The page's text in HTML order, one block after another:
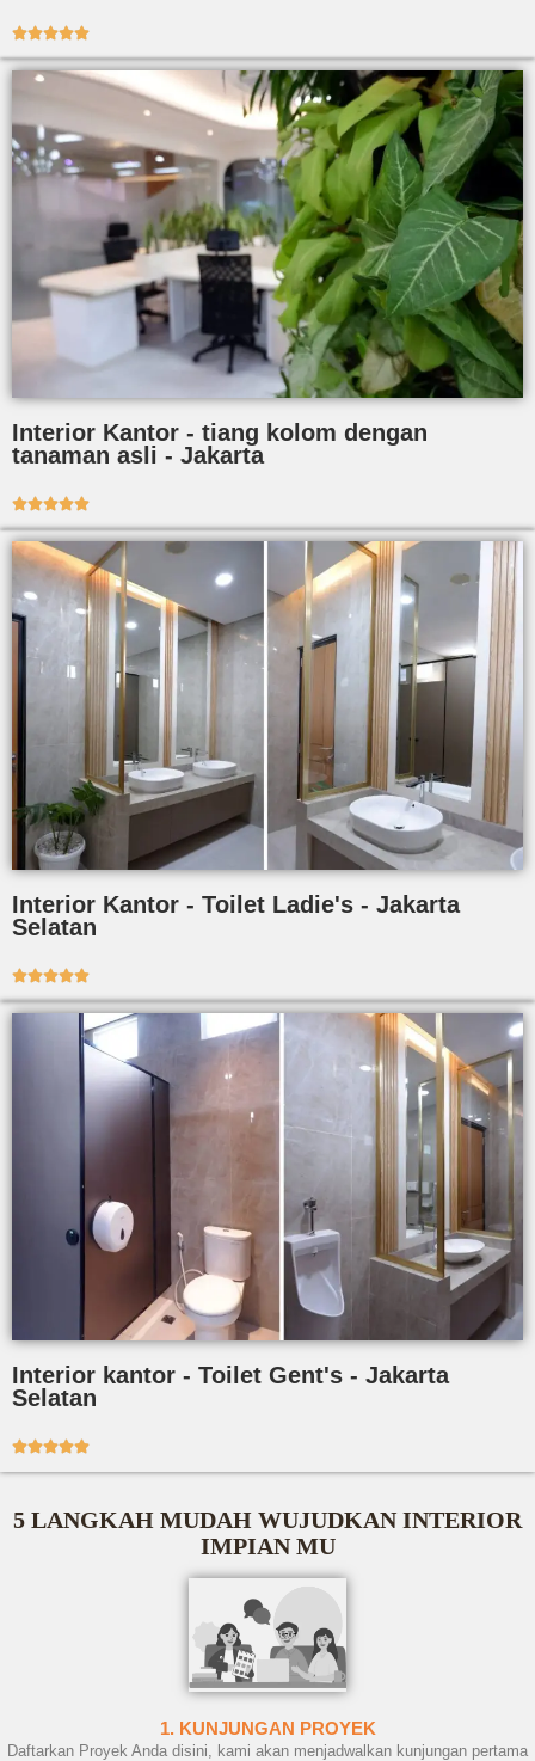

Interior Kantor - tiang kolom dengan
tanaman asli - Jakarta

Interior Kantor - Toilet Ladie's - Jakarta
Selatan

Interior kantor - Toilet Gent's - Jakarta
Selatan

5 LANGKAH MUDAH WUJUDKAN INTERIOR
IMPIAN MU
1. KUNJUNGAN PROYEK
Daftarkan Proyek Anda disini, kami akan menjadwalkan kunjungan pertama